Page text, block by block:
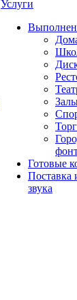
Услуги
Готовые
Поставка
звука